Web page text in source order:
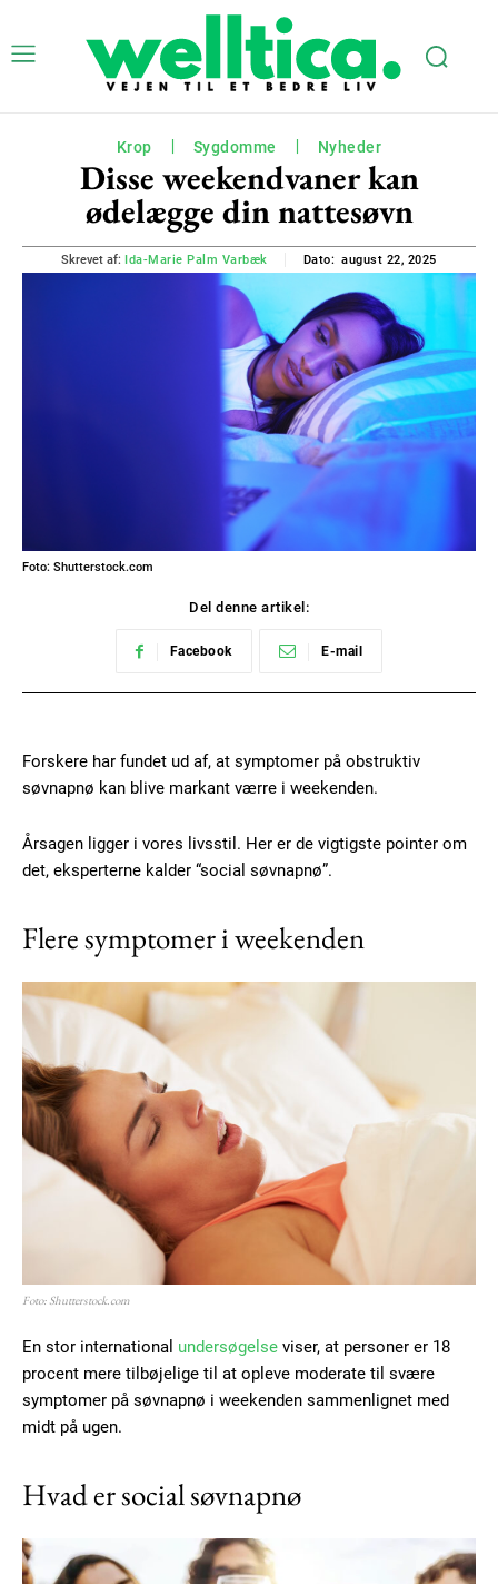
Krop Sygdomme Nyheder
Disse weekendvaner kan
ødelægge din nattesøvn
Skrevet af: Ida-Marie Palm Varbæk Dato: august 22, 2025
Foto: Shutterstock.com
Del denne artikel:
Facebook E-mail
Forskere har fundet ud af, at symptomer på obstruktiv
søvnapnø kan blive markant værre i weekenden.
Årsagen ligger i vores livsstil. Her er de vigtigste pointer om
det, eksperterne kalder “social søvnapnø”.
Flere symptomer i weekenden
Foto: Shutterstock.com
En stor international undersøgelse viser, at personer er 18
procent mere tilbøjelige til at opleve moderate til svære
symptomer på søvnapnø i weekenden sammenlignet med
midt på ugen.
Hvad er social søvnapnø